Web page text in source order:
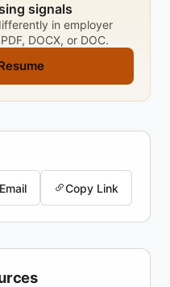
signals
in employer
DOCX, or DOC.
Email Copy Link